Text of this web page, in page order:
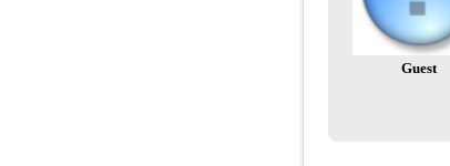
Guest